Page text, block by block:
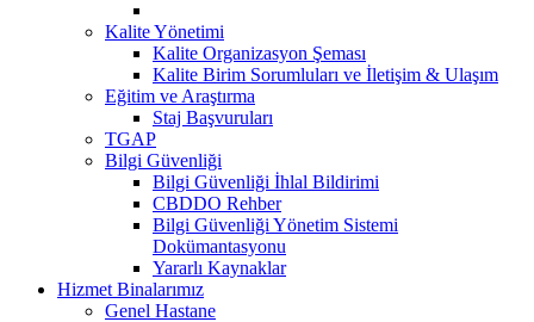
Kalite Yönetimi
Kalite Organizasyon Şeması
Kalite Birim Sorumluları ve İletişim & Ulaşım
Eğitim ve Araştırma
Staj Başvuruları
TGAP
Bilgi Güvenliği
Bilgi Güvenliği İhlal Bildirimi
CBDDO Rehber
Bilgi Güvenliği Yönetim Sistemi
Dokümantasyonu
Yararlı Kaynaklar
Hizmet Binalarımız
Genel Hastane